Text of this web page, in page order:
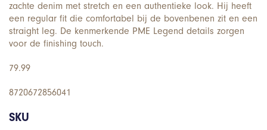
zachte denim met stretch en een authentieke look. Hij heeft
een regular fit die comfortabel bij de bovenbenen zit en een
straight leg. De kenmerkende PME Legend details zorgen
voor de finishing touch.
79.99
8720672856041
SKU